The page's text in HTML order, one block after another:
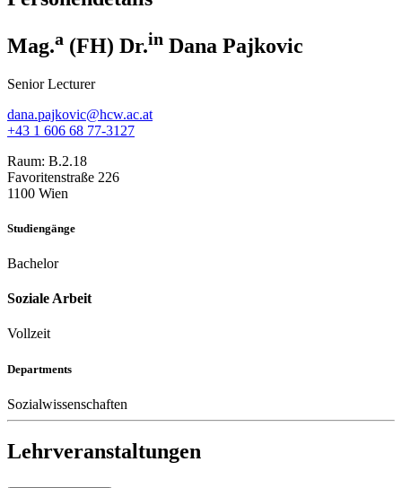
Mag.a (FH) Dr.in Dana Pajkovic
Senior Lecturer
dana.pajkovic@hcw.ac.at
+43 1 606 68 77-3127
Raum: B.2.18
Favoritenstraße 226
1100 Wien
Studiengänge
Bachelor
Soziale Arbeit
Vollzeit
Departments
Sozialwissenschaften
Lehrveranstaltungen